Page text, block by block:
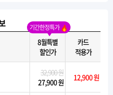
기간한정특가
8월특별
할인가
카드
적용가
32,900 원
27,900 원
12,900 원